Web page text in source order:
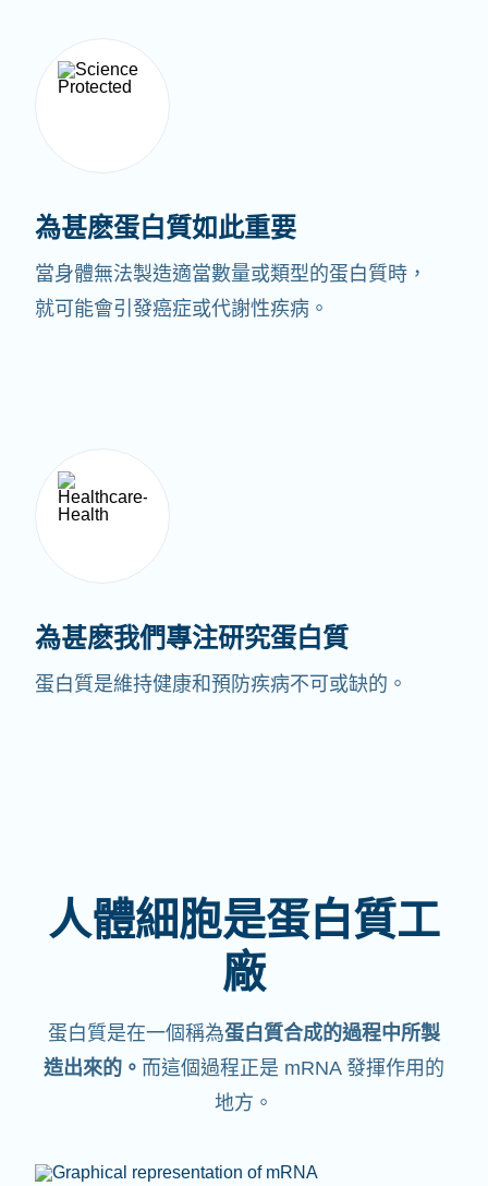
為甚麽蛋白質如此重要
當身體無法製造適當數量或類型的蛋白質時，
就可能會引發癌症或代謝性疾病。
為甚麽我們專注研究蛋白質
蛋白質是維持健康和預防疾病不可或缺的。
人體細胞是蛋白質工
廠
蛋白質是在一個稱為蛋白質合成的過程中所製
造出來的。 而這個過程正是 mRNA 發揮作用的
地方。